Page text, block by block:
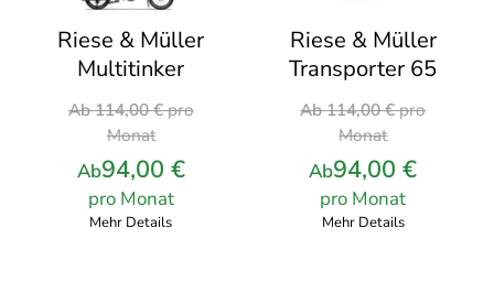
Riese & Müller
Multitinker
Ab114,00€pro
Monat
Ursprünglicher
Preis
war:
114,00 €
pro
Ab94,00 €
pro Monat
Mehr Details
Riese & Müller
Transporter 65
Ab114,00€pro
Monat
Ursprünglicher
Preis
war:
114,00 €
pro
Ab94,00€
pro Monat
Mehr Details